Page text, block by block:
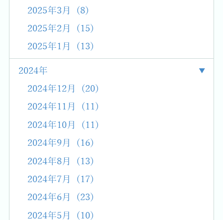
2025年3月 (8)
2025年2月 (15)
2025年1月 (13)
2024年
2024年12月 (20)
2024年11月 (11)
2024年10月 (11)
2024年9月 (16)
2024年8月 (13)
2024年7月 (17)
2024年6月 (23)
2024年5月 (10)